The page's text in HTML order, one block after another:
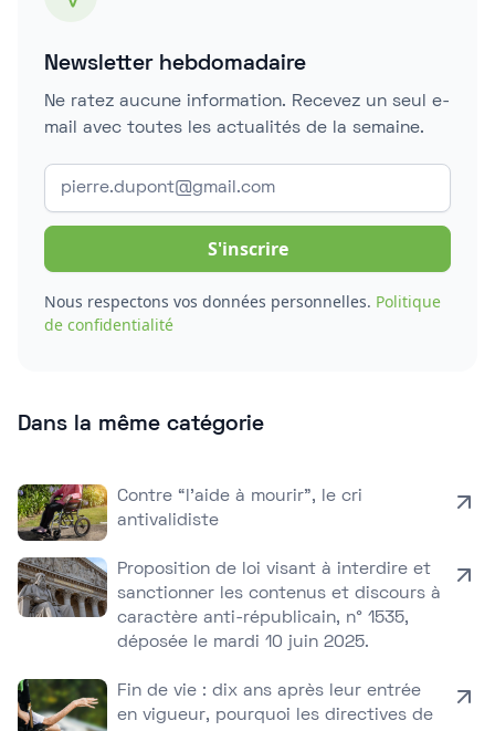
Newsletter hebdomadaire
Ne ratez aucune information. Recevez un seul e-
mail avec toutes les actualités de la semaine.
Nous respectons vos données personnelles. Politique
de confidentialité
Dans la même catégorie
Contre “l’aide à mourir”, le cri
antivalidiste
Proposition de loi visant à interdire et
sanctionner les contenus et discours à
caractère anti-républicain, n° 1535,
déposée le mardi 10 juin 2025.
Fin de vie : dix ans après leur entrée
en vigueur, pourquoi les directives de